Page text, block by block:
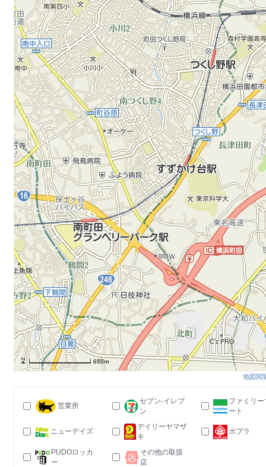
650m
地図閲
営業所
セブン-イレブ
ン
ファミリー
ート
ニューデイズ
デイリーヤマザ
キ
ポプラ
PUDOロッカ
ー
その他の取扱
店